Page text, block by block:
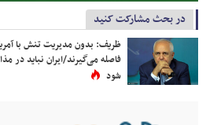
در بحث مشارکت کنید
ظریف: بدون مدیریت تنش با
فاصله می‌گیرند/ایران نباید در
شود